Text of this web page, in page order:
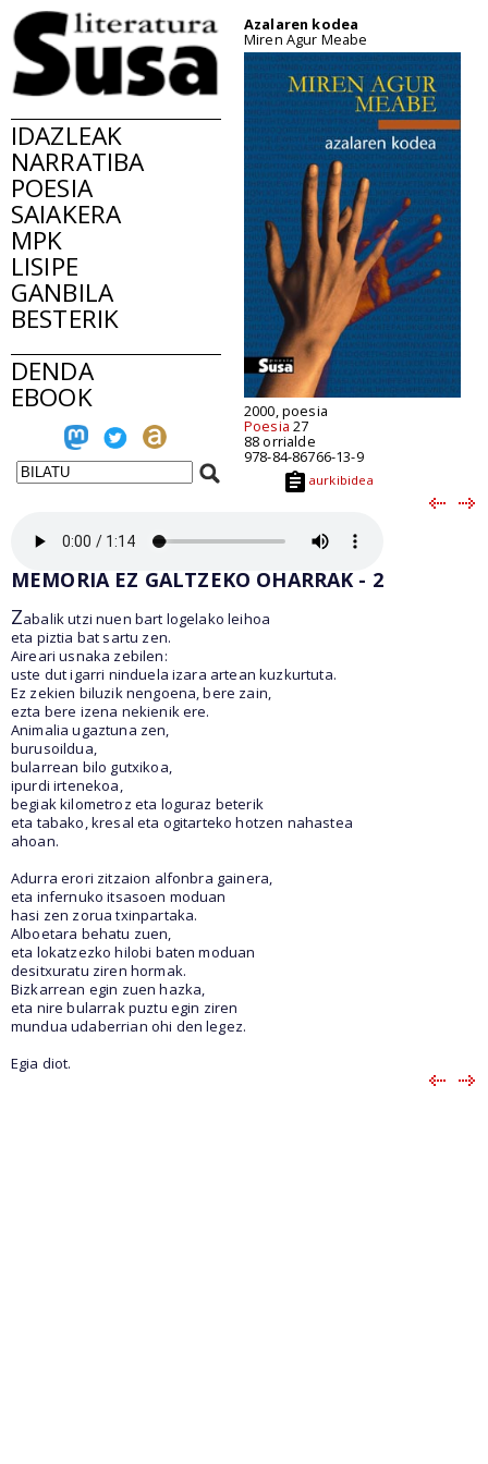
IDAZLEAK
NARRATIBA
POESIA
SAIAKERA
MPK
LISIPE
GANBILA
BESTERIK
DENDA
EBOOK
Azalaren kodea
Miren Agur Meabe
2000, poesia
Poesia 27
88 orrialde
978-84-86766-13-9
aurkibidea
MEMORIA EZ GALTZEKO OHARRAK - 2
Zabalik utzi nuen bart logelako leihoa
eta piztia bat sartu zen.
Aireari usnaka zebilen:
uste dut igarri ninduela izara artean kuzkurtuta.
Ez zekien biluzik nengoena, bere zain,
ezta bere izena nekienik ere.
Animalia ugaztuna zen,
burusoildua,
bularrean bilo gutxikoa,
ipurdi irtenekoa,
begiak kilometroz eta loguraz beterik
eta tabako, kresal eta ogitarteko hotzen nahastea
ahoan.
Adurra erori zitzaion alfonbra gainera,
eta infernuko itsasoen moduan
hasi zen zorua txinpartaka.
Alboetara behatu zuen,
eta lokatzezko hilobi baten moduan
desitxuratu ziren hormak.
Bizkarrean egin zuen hazka,
eta nire bularrak puztu egin ziren
mundua udaberrian ohi den legez.
Egia diot.